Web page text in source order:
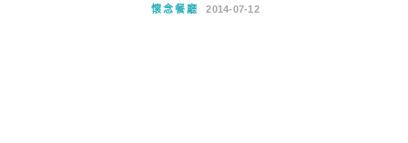
懷念餐廳 2014-07-12